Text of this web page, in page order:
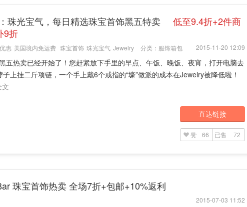
珠光宝气，每日精选珠宝首饰黑五特卖
低至9.4折+2件商
9折
2015-11-20 12:09
惠 美国境内免运费 珠宝首饰 珠光宝气 Jewelry 分类： 服饰箱包
五热卖已经开始了！您赶紧放下手里的早点、午饭、晚饭、夜宵，打开电脑去
上挂二斤项链，一个手上戴6个戒指的“壕”做派的成本在Jewelry被降低啦！
文
直达链接
赞 66 已售 72
珠宝首饰热卖 全场7折+包邮+10%返利
2015-07-03 11:52